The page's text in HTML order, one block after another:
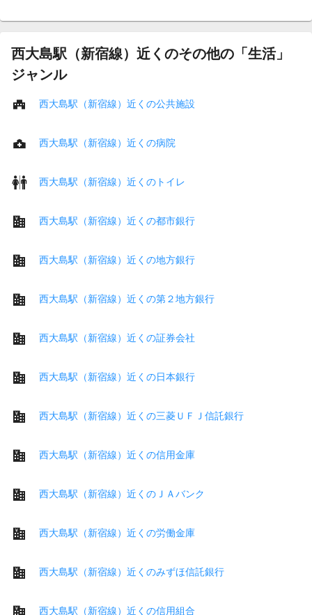
西大島駅（新宿線）近くのその他の「生活」
ジャンル
西大島駅（新宿線）近くの公共施設
西大島駅（新宿線）近くの病院
西大島駅（新宿線）近くのトイレ
西大島駅（新宿線）近くの都市銀行
西大島駅（新宿線）近くの地方銀行
西大島駅（新宿線）近くの第２地方銀行
西大島駅（新宿線）近くの証券会社
西大島駅（新宿線）近くの日本銀行
西大島駅（新宿線）近くの三菱ＵＦＪ信託銀行
西大島駅（新宿線）近くの信用金庫
西大島駅（新宿線）近くのＪＡバンク
西大島駅（新宿線）近くの労働金庫
西大島駅（新宿線）近くのみずほ信託銀行
西大島駅（新宿線）近くの信用組合